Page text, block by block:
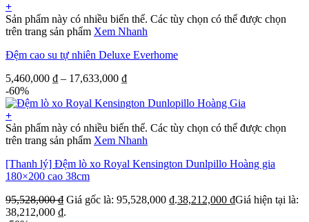
+
Sản phẩm này có nhiều biến thể. Các tùy chọn có thể được chọn
trên trang sản phẩm Xem Nhanh
Đệm cao su tự nhiên Deluxe Everhome
5,460,000 ₫ – 17,633,000 ₫
-60%
+
Sản phẩm này có nhiều biến thể. Các tùy chọn có thể được chọn
trên trang sản phẩm Xem Nhanh
[Thanh lý] Đệm lò xo Royal Kensington Dunlpillo Hoàng gia
180×200 cao 38cm
95,528,000₫ Giá gốc là: 95,528,000 ₫.38,212,000 ₫Giá hiện tại là:
38,212,000 ₫.